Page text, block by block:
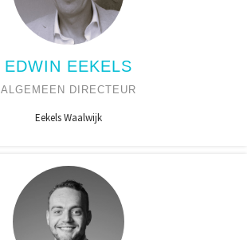
EDWIN EEKELS
ALGEMEEN DIRECTEUR
Eekels Waalwijk